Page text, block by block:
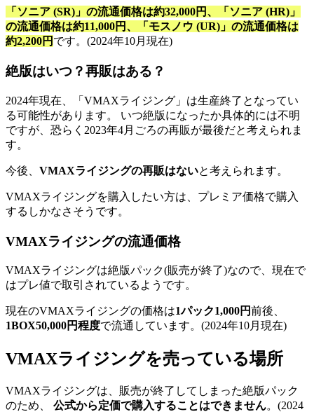
「 ソニア (SR) 」の流通価格は約32,000円、 「 ソニア (HR) 」
の流通価格は約11,000円、
「 モスノウ (UR) 」の流通価格は
約2,200円 です。(2024年10月現在)
絶版はいつ？再販はある？
2024年現在、「VMAXライジング」は生産終了となってい
る可能性があります。 いつ絶版になったか具体的には不明
ですが、恐らく2023年4月ごろの再販が最後だと考えられま
す。
今後、 VMAXライジングの再販はないと考えられます。
VMAXライジングを購入したい方は、プレミア価格で購入
するしかなさそうです。
VMAXライジングの流通価格
VMAXライジングは絶版パック(販売が終了)なので、現在で
はプレ値で取引されているようです。
現在のVMAXライジングの価格は1パック1,000円前後、
1BOX50,000円程度で流通しています。(2024年10月現在)
VMAXライジングを売っている場所
VMAXライジングは、販売が終了してしまった絶版パック
のため、 公式から定価で購入することはできません。(2024